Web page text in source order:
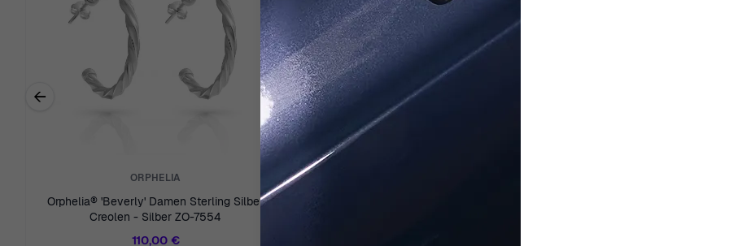
Previous related products
←
ORPHELIA
Orphelia® 'Beverly' Damen Sterling Silber
Creolen - Silber ZO-7554
110,00 €